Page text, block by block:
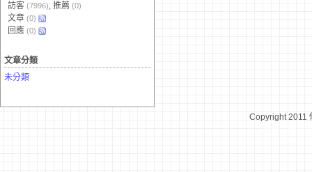
訪客 (7996), 推薦 (0)
文章 (0)
回應 (0)
文章分類
未分類
Copyright 2011